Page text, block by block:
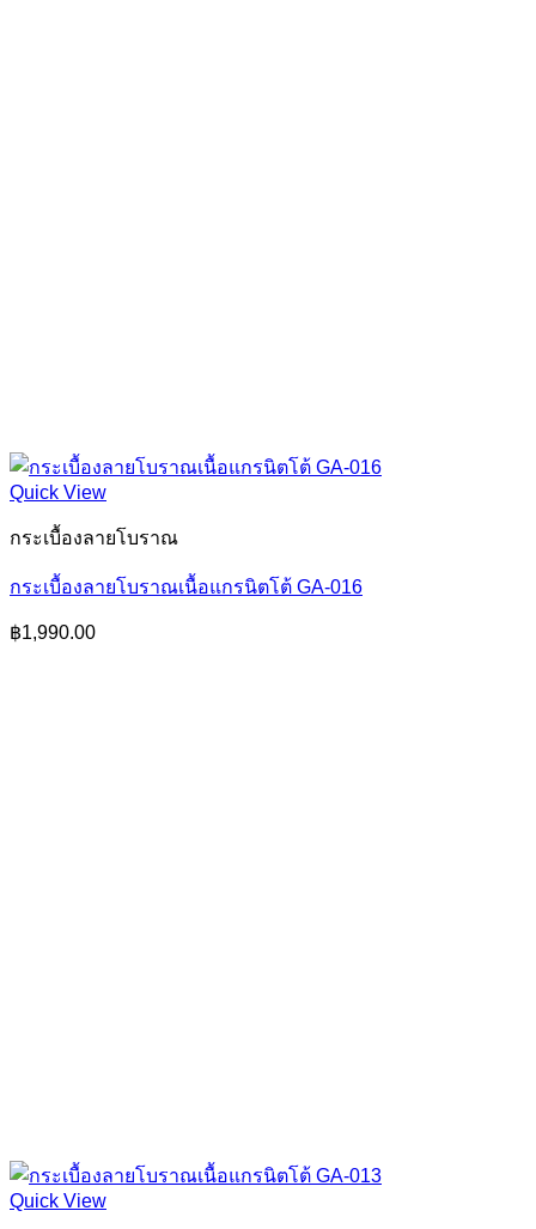
Quick View
กระเบื้องลายโบราณ
กระเบื้องลายโบราณเนื้อแกรนิตโต้ GA-016
฿1,990.00
Quick View